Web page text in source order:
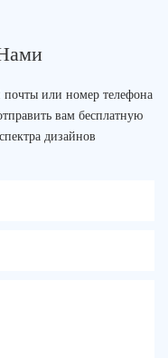
почты или номер телефона
вам бесплатную
дизайнов